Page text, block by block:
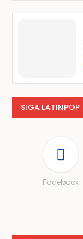
SIGA LATINPOP
Facebook